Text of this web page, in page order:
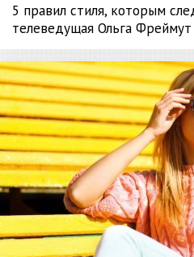
5 правил стиля, которым
телеведущая Ольга